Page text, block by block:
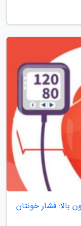
بالا: فشار خونتان